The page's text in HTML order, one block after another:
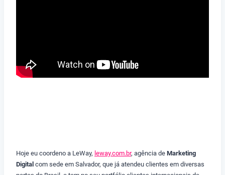
Hoje eu coordeno a LeWay, leway.com.br, agência de Marketing
Digital com sede em Salvador, que já atendeu clientes em diversas